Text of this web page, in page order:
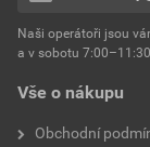
Stáhnout
Velikost
hmotnost
typ výrobku
faktor
Vše o nákupu
Obchodní
Naši operátoři jsou
a v sobotu 7:00–11:30.